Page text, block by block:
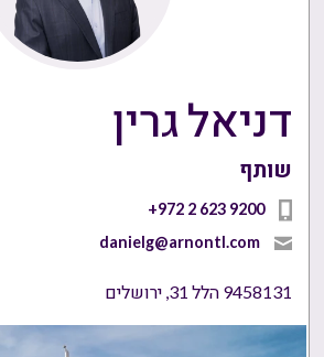
דניאל גרין
שותף
+972 2 623 9200
danielg@arnontl.com
9458131 הלל 31, ירושלים